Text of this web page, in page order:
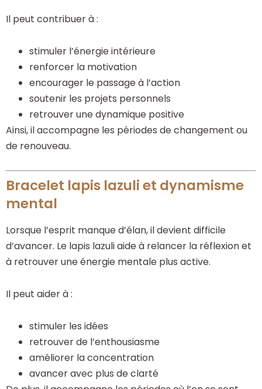
Il peut contribuer à :
stimuler l’énergie intérieure
renforcer la motivation
encourager le passage à l’action
soutenir les projets personnels
retrouver une dynamique positive
Ainsi, il accompagne les périodes de changement ou
de renouveau.
Bracelet lapis lazuli et dynamisme
mental
Lorsque l’esprit manque d’élan, il devient difficile
d’avancer. Le lapis lazuli aide à relancer la réflexion et
à retrouver une énergie mentale plus active.
Il peut aider à :
stimuler les idées
retrouver de l’enthousiasme
améliorer la concentration
avancer avec plus de clarté